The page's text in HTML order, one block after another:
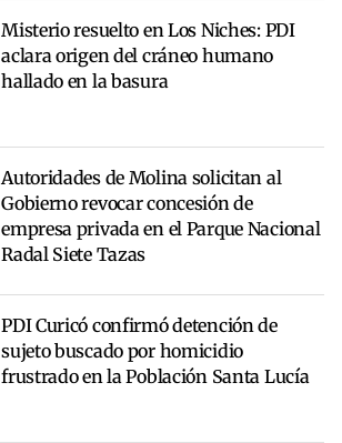
Misterio resuelto en Los Niches: PDI
aclara origen del cráneo humano
hallado en la basura
Autoridades de Molina solicitan al
Gobierno revocar concesión de
empresa privada en el Parque Nacional
Radal Siete Tazas
PDI Curicó confirmó detención de
sujeto buscado por homicidio
frustrado en la Población Santa Lucía